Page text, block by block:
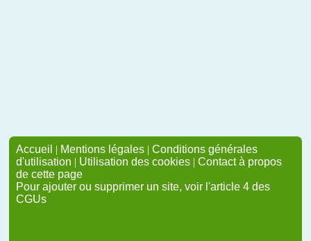
Accueil | Mentions légales | Conditions générales
d'utilisation | Utilisation des cookies | Contact à propos
de cette page
Pour ajouter ou supprimer un site, voir l'article 4 des
CGUs